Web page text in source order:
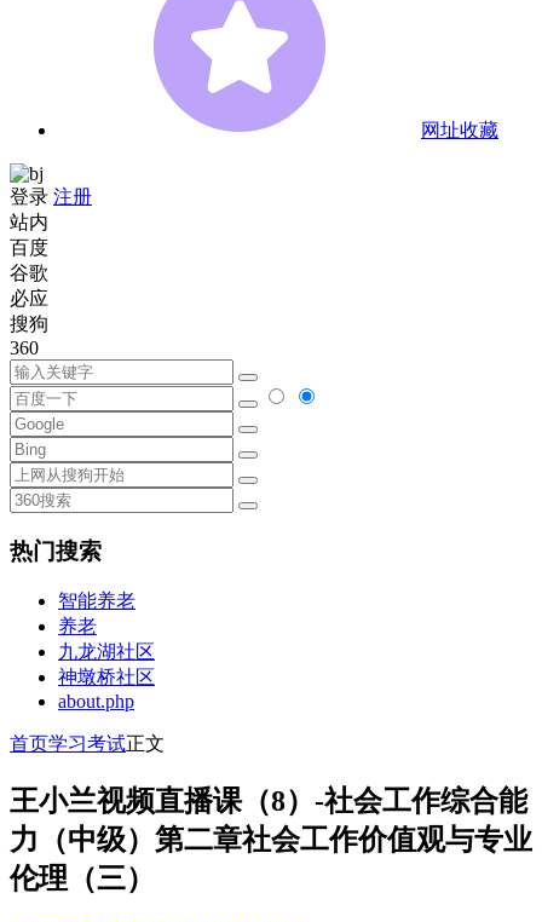
网址收藏
登录 注册
站内
百度
谷歌
必应
搜狗
360
热门搜索
智能养老
养老
九龙湖社区
神墩桥社区
about.php
首页学习考试正文
王小兰视频直播课（8）-社会工作综合能
力（中级）第二章社会工作价值观与专业
伦理（三）